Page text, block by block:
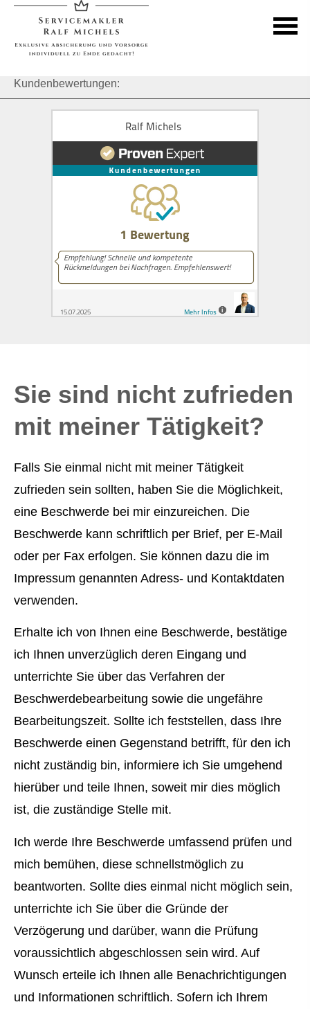
Kundenbewertungen:
Sie sind nicht zufrieden
mit meiner Tätigkeit?
Falls Sie einmal nicht mit meiner Tätigkeit
zufrieden sein sollten, haben Sie die Möglichkeit,
eine Beschwerde bei mir einzureichen. Die
Beschwerde kann schriftlich per Brief, per E-Mail
oder per Fax erfolgen. Sie können dazu die im
Impressum genannten Adress- und Kontaktdaten
verwenden.
Erhalte ich von Ihnen eine Beschwerde, bestätige
ich Ihnen unverzüglich deren Eingang und
unterrichte Sie über das Verfahren der
Beschwerdebearbeitung sowie die ungefähre
Bearbeitungszeit. Sollte ich feststellen, dass Ihre
Beschwerde einen Gegenstand betrifft, für den ich
nicht zuständig bin, informiere ich Sie umgehend
hierüber und teile Ihnen, soweit mir dies möglich
ist, die zuständige Stelle mit.
Ich werde Ihre Beschwerde umfassend prüfen und
mich bemühen, diese schnellstmöglich zu
beantworten. Sollte dies einmal nicht möglich sein,
unterrichte ich Sie über die Gründe der
Verzögerung und darüber, wann die Prüfung
voraussichtlich abgeschlossen sein wird. Auf
Wunsch erteile ich Ihnen alle Benachrichtigungen
und Informationen schriftlich. Sofern ich Ihrem